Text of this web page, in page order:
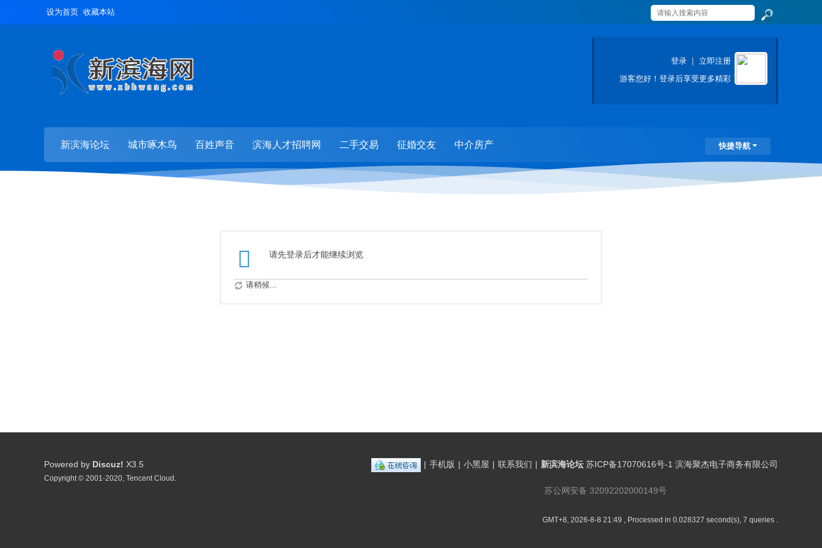
设为首页 收藏本站
索
登录
立即注册
游客您好！登录后享受更多精彩
快捷导航
新滨海论坛 城市啄木鸟 百姓声音 滨海人才招聘网 二手交易 征婚交友 中介房产
请先登录后才能继续浏览
请稍候...
| 手机版 | 小黑屋 | 联系我们 | 新滨海论坛 苏ICP备17070616号-1 滨海聚杰电子商务有限公司
苏公网安备 32092202000149号
GMT+8, 2026-8-8 21:49 , Processed in 0.028327 second(s), 7 queries .
Powered by Discuz! X3.5
Copyright © 2001-2020, Tencent Cloud.